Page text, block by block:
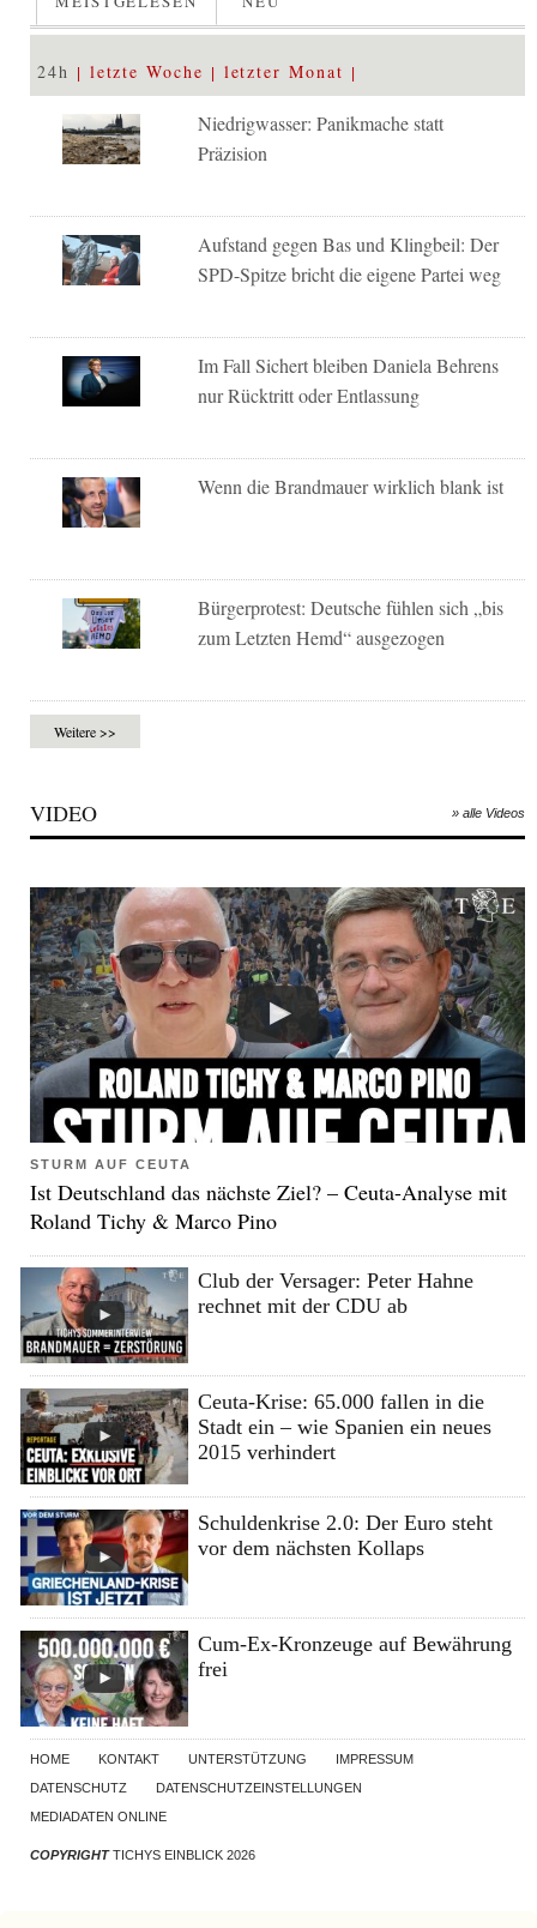
24h letzte Woche letzter Monat
Niedrigwasser: Panikmache statt
Präzision
Aufstand gegen Bas und Klingbeil: Der
SPD-Spitze bricht die eigene Partei weg
Im Fall Sichert bleiben Daniela Behrens
nur Rücktritt oder Entlassung
Wenn die Brandmauer wirklich blank ist
Bürgerprotest: Deutsche fühlen sich „bis
zum Letzten Hemd“ ausgezogen
Weitere >>
VIDEO » alle Videos
STURM AUF CEUTA
Ist Deutschland das nächste Ziel? – Ceuta-Analyse mit
Roland Tichy & Marco Pino
Club der Versager: Peter Hahne
rechnet mit der CDU ab
Ceuta-Krise: 65.000 fallen in die
Stadt ein – wie Spanien ein neues
2015 verhindert
Schuldenkrise 2.0: Der Euro steht
vor dem nächsten Kollaps
Cum-Ex-Kronzeuge auf Bewährung
frei
HOME KONTAKT UNTERSTÜTZUNG
IMPRESSUM
DATENSCHUTZ
DATENSCHUTZEINSTELLUNGEN
MEDIADATEN ONLINE
COPYRIGHTTICHYS EINBLICK 2026